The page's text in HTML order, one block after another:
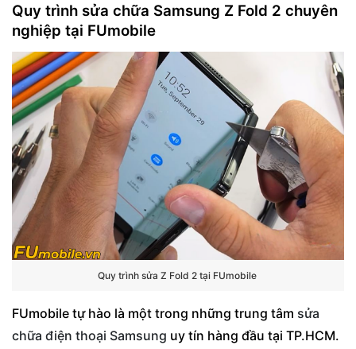
Quy trình sửa chữa Samsung Z Fold 2 chuyên
nghiệp tại FUmobile
Quy trình sửa Z Fold 2 tại FUmobile
FUmobile tự hào là một trong những trung tâm sửa
chữa điện thoại Samsung uy tín hàng đầu tại TP.HCM.